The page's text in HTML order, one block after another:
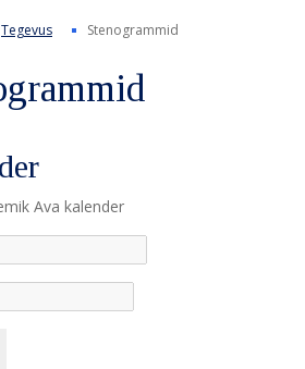
Tegevus Stenogrammid
Ava kalender